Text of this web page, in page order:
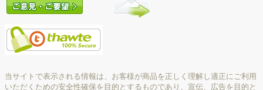
当サイトで表示される情報は、お客様が商品を正しく理解し適正にご利用
いただくための安全性確保を目的とするものであり、宣伝、広告を目的と